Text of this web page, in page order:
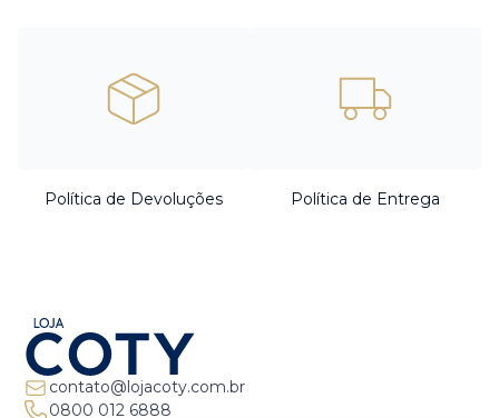
Política de Devoluções Política de Entrega
contato@lojacoty.com.br
0800 012 6888